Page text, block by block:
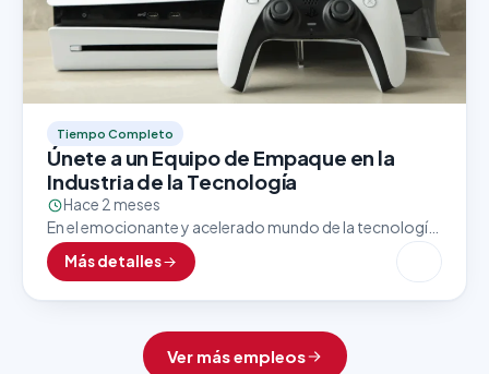
Tiempo Completo
Únete a un Equipo de Empaque en la
Industria de la Tecnología
Hace 2 meses
En el emocionante y acelerado mundo de la tecnología,
el último paso antes de que un producto llegue a manos
del cliente es uno…
Más detalles
Ver más empleos